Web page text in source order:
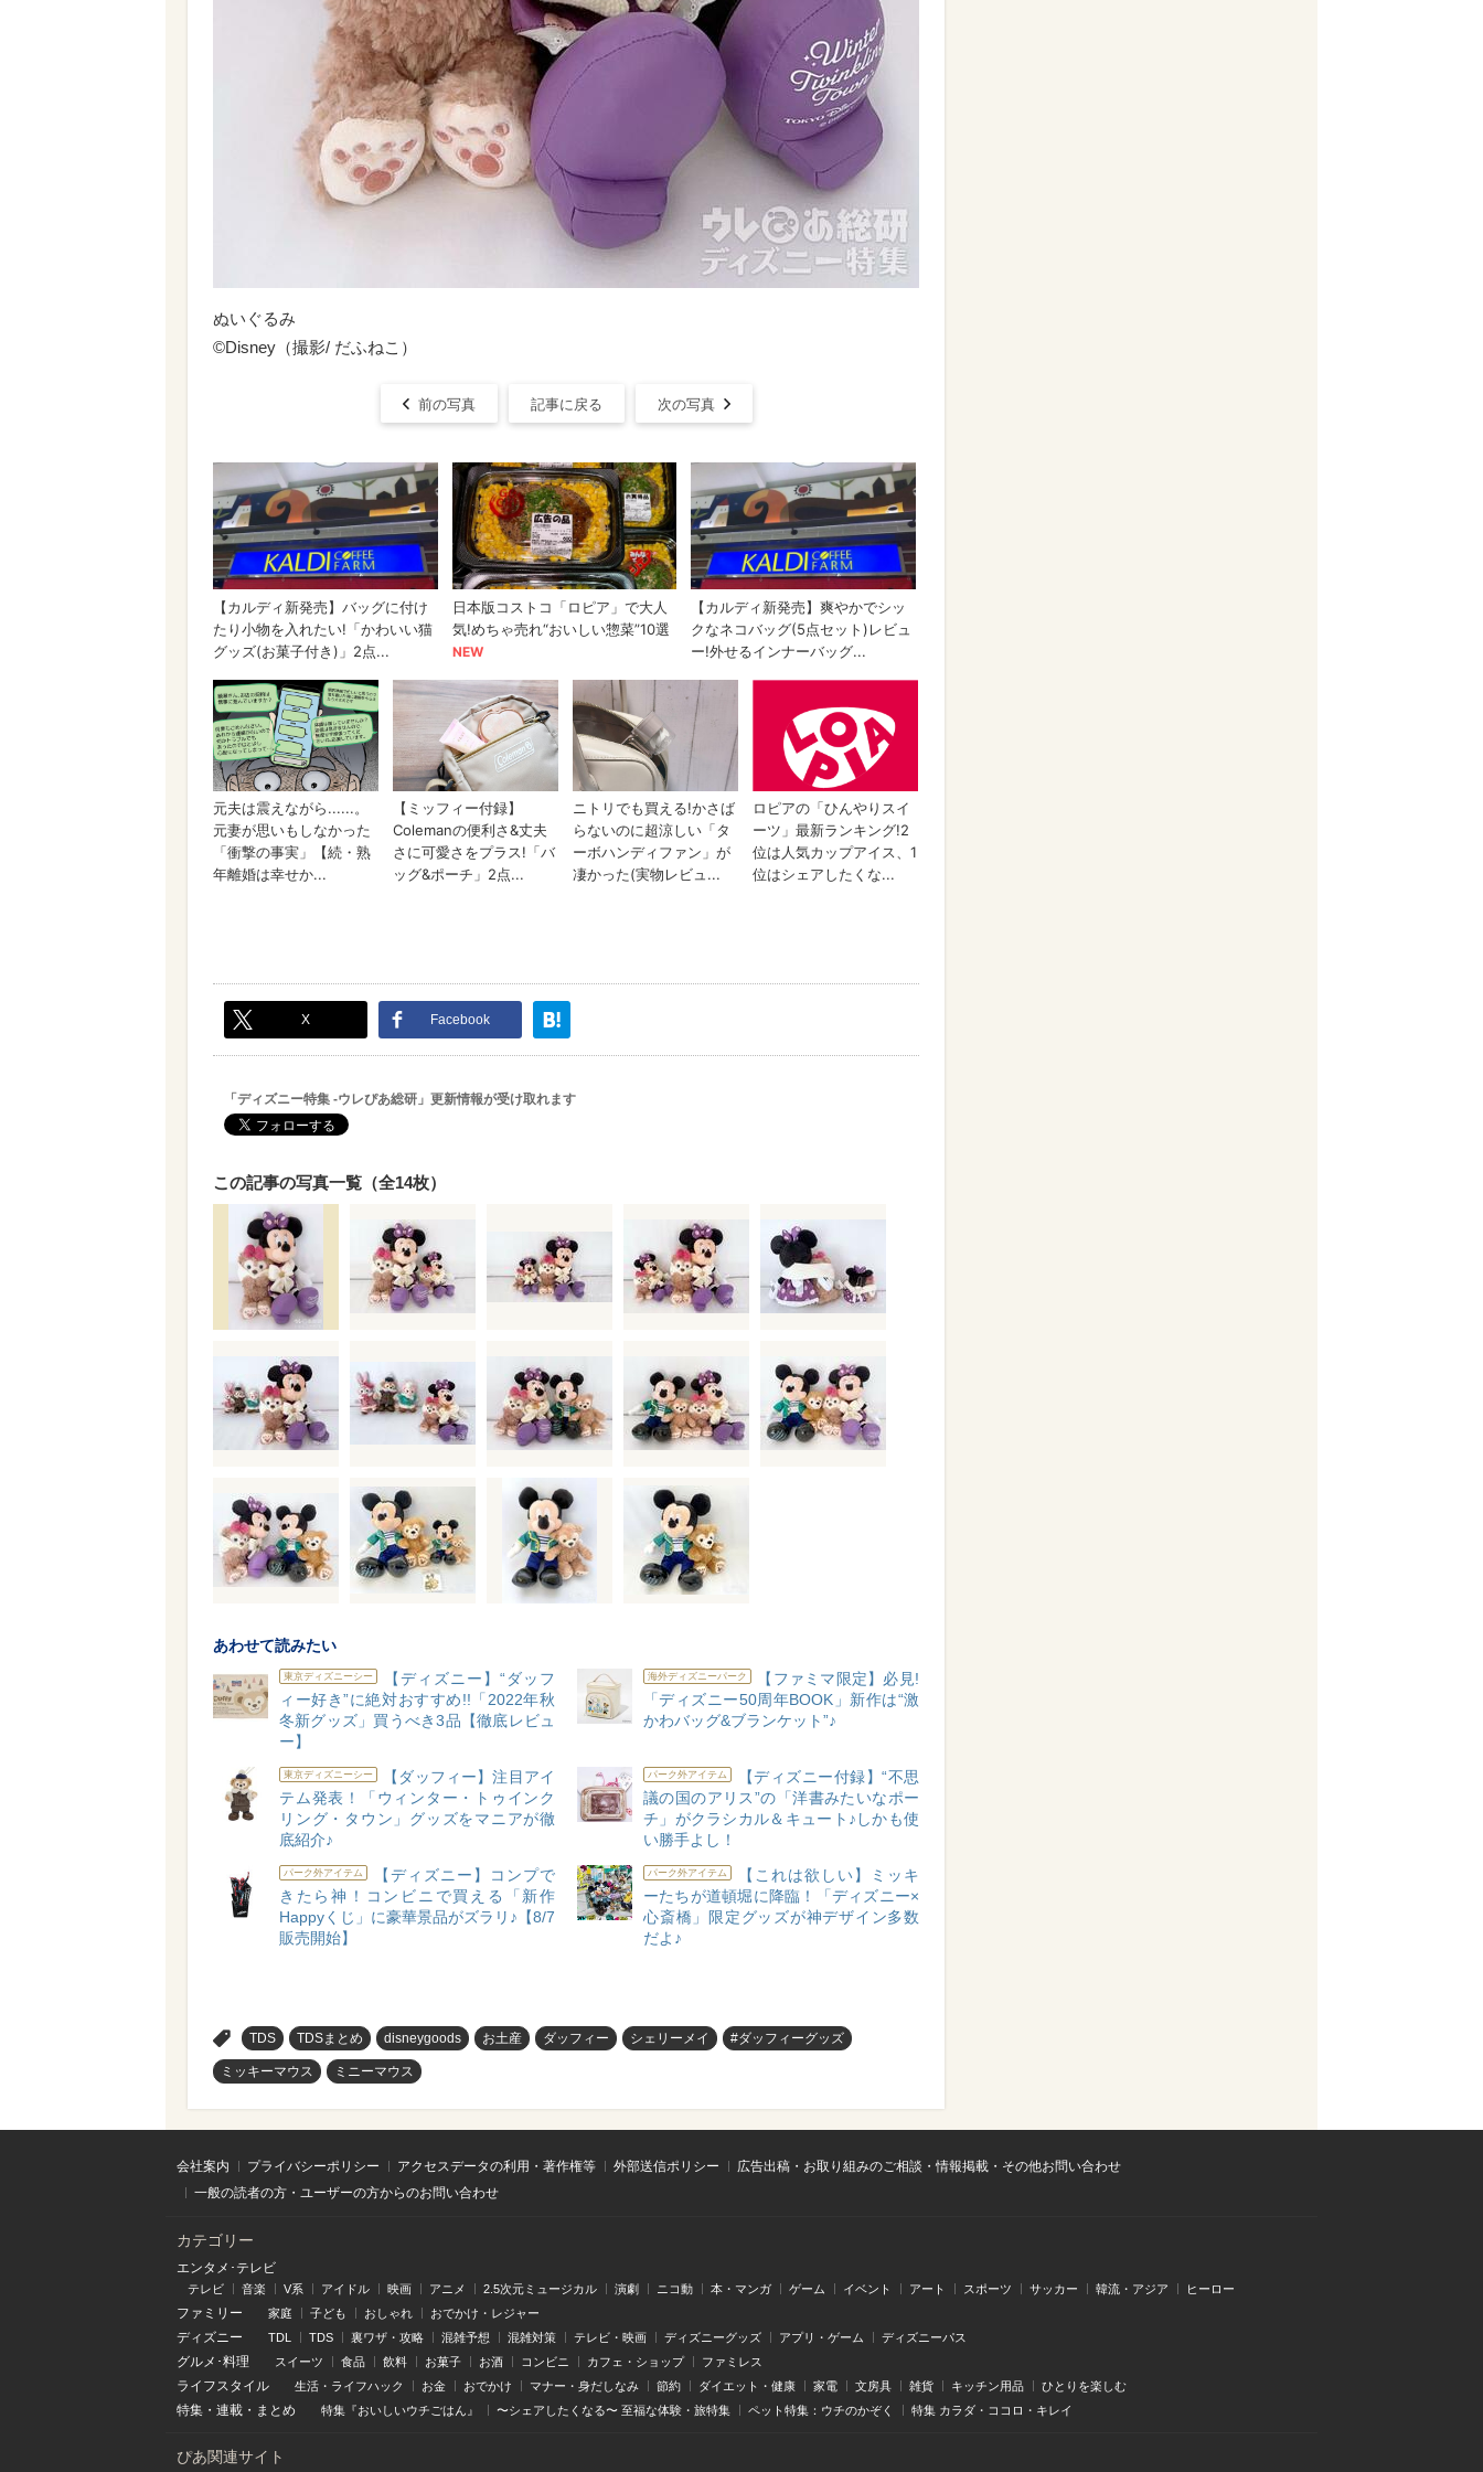
ぬいぐるみ
©Disney（撮影/ だふねこ）
前の写真 記事に戻る 次の写真
X Facebook
「ディズニー特集 -ウレぴあ総研」更新情報が受け取れます
この記事の写真一覧（全14枚）
あわせて読みたい
東京ディズニーシー
【ディズニー】“ダッフ
ィー好き”に絶対おすすめ!!「2022年秋
冬新グッズ」買うべき3品【徹底レビュ
ー】
海外ディズニーパーク
【ファミマ限定】必見!
「ディズニー50周年BOOK」新作は“激
かわバッグ&ブランケット”♪
東京ディズニーシー
【ダッフィー】注目アイ
テム発表！「ウィンター・トゥインク
リング・タウン」グッズをマニアが徹
底紹介♪
パーク外アイテム
【ディズニー付録】“不思
議の国のアリス”の「洋書みたいなポー
チ」がクラシカル＆キュート♪しかも使
い勝手よし！
パーク外アイテム
【ディズニー】コンプで
きたら神！コンビニで買える「新作
Happyくじ」に豪華景品がズラリ♪【8/7
販売開始】
パーク外アイテム
【これは欲しい】ミッキ
ーたちが道頓堀に降臨！「ディズニー×
心斎橋」限定グッズが神デザイン多数
だよ♪
TDS TDSまとめ disneygoods お土産 ダッフィー シェリーメイ #ダッフィーグッズ
ミッキーマウス ミニーマウス
会社案内 プライバシーポリシー アクセスデータの利用・著作権等 外部送信ポリシー
広告出稿・お取り組みのご相談・情報掲載・その他お問い合わせ
一般の読者の方・ユーザーの方からのお問い合わせ
カテゴリー
エンタメ･テレビ
テレビ 音楽 V系 アイドル 映画 アニメ 2.5次元ミュージカル 演劇 ニコ動 本・マンガ ゲーム イベント アート スポーツ サッカー 韓流・アジア ヒーロー
ファミリー 家庭 子ども おしゃれ おでかけ・レジャー
ディズニー TDL TDS 裏ワザ・攻略 混雑予想 混雑対策 テレビ・映画 ディズニーグッズ アプリ・ゲーム ディズニーパス
グルメ･料理 スイーツ 食品 飲料 お菓子 お酒 コンビニ カフェ・ショップ ファミレス
ライフスタイル 生活・ライフハック お金 おでかけ マナー・身だしなみ 節約 ダイエット・健康 家電 文房具 雑貨 キッチン用品 ひとりを楽しむ
特集 ・ 連載 ・ まとめ 特集『おいしいウチごはん』 〜シェアしたくなる〜 至福な体験・旅特集 ペット特集：ウチのかぞく 特集 カラダ・ココロ・キレイ
ぴあ関連サイト